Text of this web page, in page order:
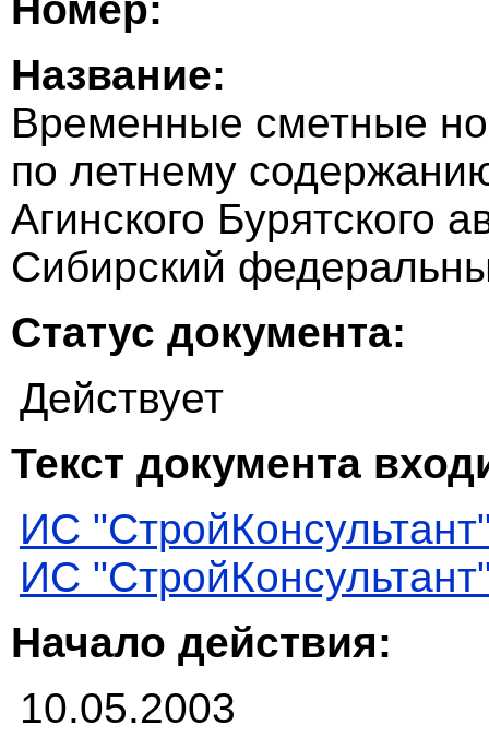
Номер:
Название:
Временные сметные
по летнему
Агинского Бурятского
Сибирский
Статус документа:
Действует
Текст документа
ИС
ИС
Начало действия:
10.05.2003